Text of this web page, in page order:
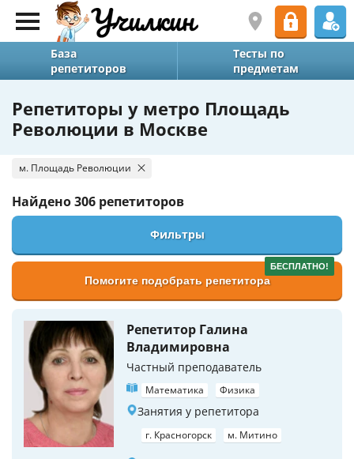
База
репетиторов
Тесты по
предметам
Репетиторы у метро Площадь
Революции в Москве
м. Площадь Революции
Найдено306 репетиторов
Фильтры
БЕСПЛАТНО!
Помогите подобрать репетитора
Репетитор Галина
Владимировна
Частный преподаватель
Математика Физика
Занятия у репетитора
г. Красногорск м. Митино